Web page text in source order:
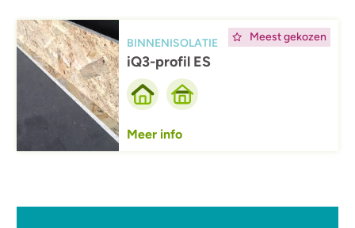
Meest gekozen
Afbeelding
BINNENISOLATIE
iQ3-profil ES
Meer info